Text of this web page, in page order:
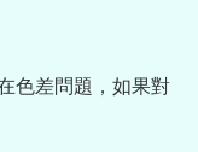
色差問題，如果對